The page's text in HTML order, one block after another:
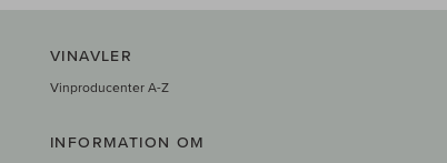
VINAVLER
Vinproducenter A-Z
INFORMATION OM